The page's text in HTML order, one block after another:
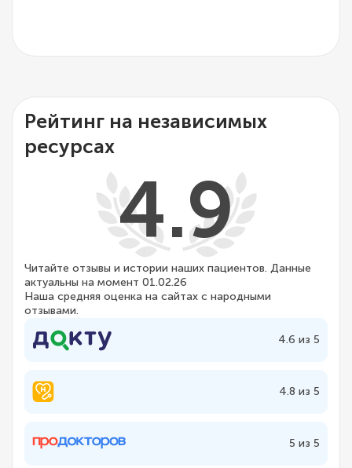
Рейтинг на независимых
ресурсах
4.9
Читайте отзывы и истории наших пациентов. Данные
актуальны на момент 01.02.26
Наша средняя оценка на сайтах с народными
отзывами.
4.6 из 5
4.8 из 5
5 из 5